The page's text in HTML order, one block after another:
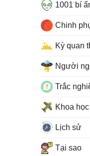
1001 bí
Chinh
Kỳ quan
Người
Trắc
Khoa
Lịch sử
Tại sao